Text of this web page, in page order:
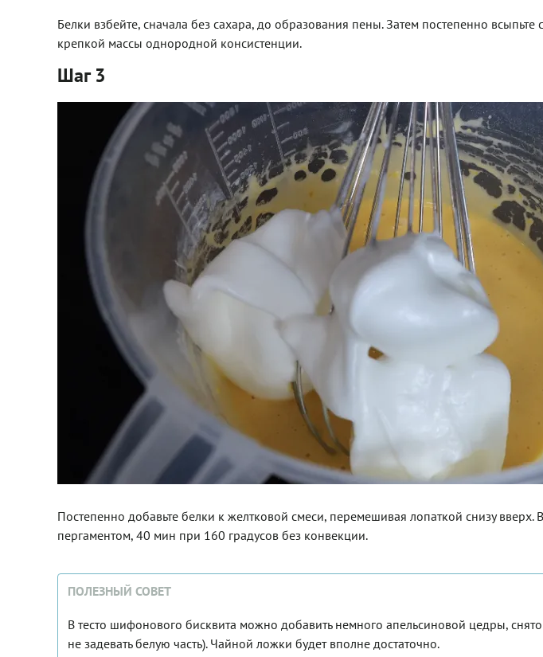
Белки взбейте, сначала без сахара, до образования пены. Затем постепенно
крепкой массы однородной консистенции.
Шаг 3
Постепенно добавьте белки к желтковой смеси, перемешивая лопаткой снизу
пергаментом, 40 мин при 160 градусов без конвекции.
ПОЛЕЗНЫЙ СОВЕТ
В тесто шифонового бисквита можно добавить немного апельсиновой цедры,
не задевать белую часть). Чайной ложки будет вполне достаточно.